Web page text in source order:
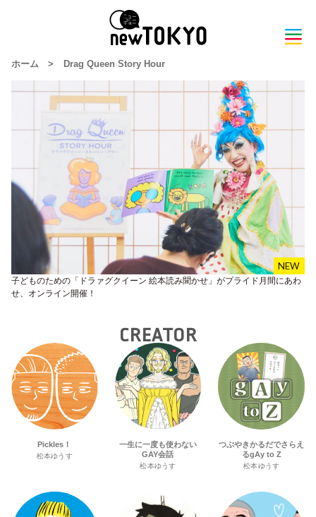
ホーム > Drag Queen Story Hour
子どものための「ドラァグクイーン 絵本読み聞かせ」がプライド月間にあわ
せ、オンライン開催！
CREATOR
Pickles！
松本ゆうす
一生に一度も使わない
GAY会話
松本ゆうす
つぶやきかるだでさらえ
るgAy to Z
松本ゆうす